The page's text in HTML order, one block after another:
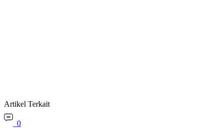
Artikel Terkait
0